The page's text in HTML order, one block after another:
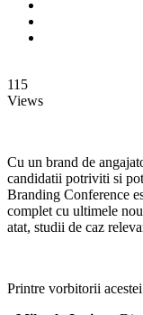
115
Views
Cu un brand de
candidatii potriviti si
Branding Conference
complet cu ultimele
atat, studii de caz
Printre vorbitorii